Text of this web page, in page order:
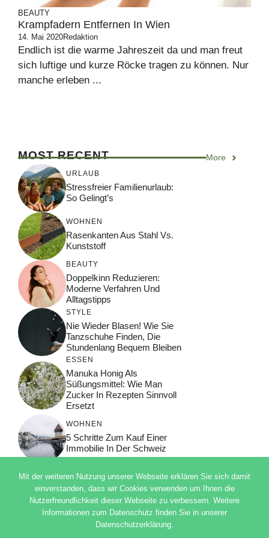
BEAUTY
Krampfadern Entfernen In Wien
14. Mai 2020Redaktion
Endlich ist die warme Jahreszeit da und man freut
sich luftige und kurze Röcke tragen zu können. Nur
manche erleben ...
MOST RECENT More
URLAUB
Stressfreier Familienurlaub:
So Gelingt’s
WOHNEN
Rasenkanten Aus Stahl Vs.
Kunststoff
BEAUTY
Doppelkinn Reduzieren:
Moderne Verfahren Und
Alltagstipps
STYLE
Nie Wieder Blasen! Wie Sie
Tanzschuhe Finden, Die
Stundenlang Bequem Bleiben
ESSEN
Manuka Honig Als
Süßungsmittel: Wie Man
Zucker In Rezepten Sinnvoll
Ersetzt
WOHNEN
5 Schritte Zum Kauf Einer
Immobilie In Der Schweiz
© 2026 ADSIMPLE
DATENSCHUTZERKLÄRUNG
Mit der weiteren Nutzung unserer Webseite erklären Sie sich damit
einverstanden, dass wir Cookies verwenden um Ihnen die
Nutzerfreundlichkeit dieser Webseite zu verbessern. Weitere
Informationen zum Datenschutz finden Sie in unserer
Datenschutzerklärung.